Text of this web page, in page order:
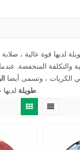
لديها قوة عالية ،
والتكلفة المنخفضة.
الكريات ، وتسمى أيضا
طويلةلديها خصائص ميكانيكية جيدة.